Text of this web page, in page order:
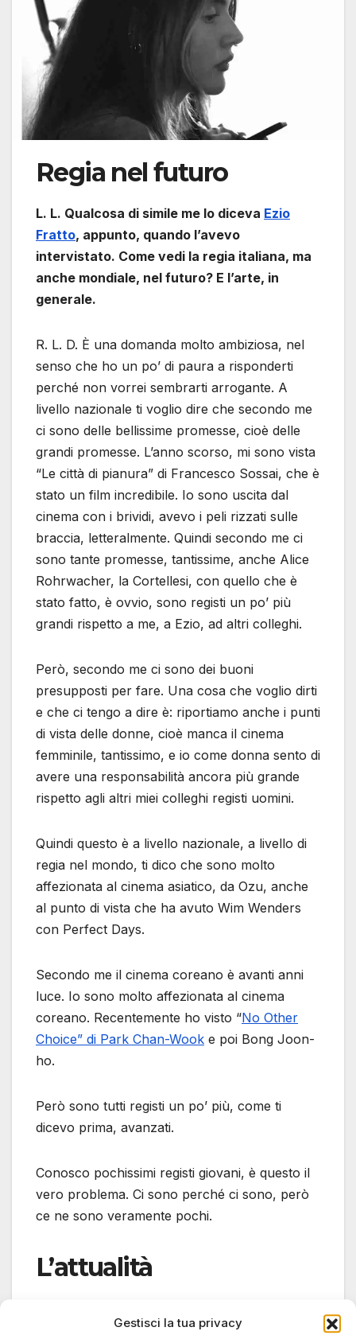
Gestisci la tua privacy
Regia nel futuro
L. L. Qualcosa di simile me lo diceva Ezio
Fratto, appunto, quando l’avevo
intervistato. Come vedi la regia italiana, ma
anche mondiale, nel futuro? E l’arte, in
generale.
R. L. D. È una domanda molto ambiziosa, nel
senso che ho un po’ di paura a risponderti
perché non vorrei sembrarti arrogante. A
livello nazionale ti voglio dire che secondo me
ci sono delle bellissime promesse, cioè delle
grandi promesse. L’anno scorso, mi sono vista
“Le città di pianura” di Francesco Sossai, che è
stato un film incredibile. Io sono uscita dal
cinema con i brividi, avevo i peli rizzati sulle
braccia, letteralmente. Quindi secondo me ci
sono tante promesse, tantissime, anche Alice
Rohrwacher, la Cortellesi, con quello che è
stato fatto, è ovvio, sono registi un po’ più
grandi rispetto a me, a Ezio, ad altri colleghi.
Però, secondo me ci sono dei buoni
presupposti per fare. Una cosa che voglio dirti
e che ci tengo a dire è: riportiamo anche i punti
di vista delle donne, cioè manca il cinema
femminile, tantissimo, e io come donna sento di
avere una responsabilità ancora più grande
rispetto agli altri miei colleghi registi uomini.
Quindi questo è a livello nazionale, a livello di
regia nel mondo, ti dico che sono molto
affezionata al cinema asiatico, da Ozu, anche
al punto di vista che ha avuto Wim Wenders
con Perfect Days.
Secondo me il cinema coreano è avanti anni
luce. Io sono molto affezionata al cinema
coreano. Recentemente ho visto “No Other
Choice” di Park Chan-Wook e poi Bong Joon-
ho.
Però sono tutti registi un po’ più, come ti
dicevo prima, avanzati.
Conosco pochissimi registi giovani, è questo il
vero problema. Ci sono perché ci sono, però
ce ne sono veramente pochi.
L’attualità
influenzati dall’attualità? E questa è una